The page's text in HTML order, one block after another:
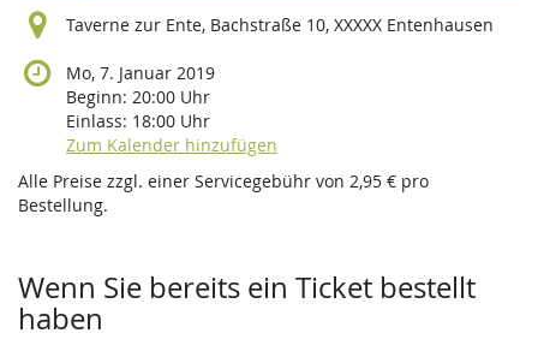
Taverne zur Ente, Bachstraße 10, XXXXX Entenhausen
Mo, 7. Januar 2019
Beginn: 20:00 Uhr
Einlass: 18:00 Uhr
Zum Kalender hinzufügen
Alle Preise zzgl. einer Servicegebühr von 2,95 € pro
Bestellung.
Wenn Sie bereits ein Ticket bestellt
haben